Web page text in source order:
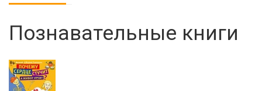
Познавательные книги